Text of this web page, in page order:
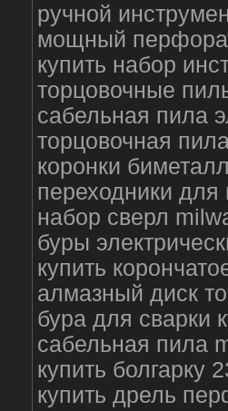
ручной
мощный
купить набор
торцовочные
сабельная пила
торцовочная
коронки
переходники для
набор сверл
буры
купить
алмазный диск
бура для сварки
сабельная пила
купить болгарку
купить дрель